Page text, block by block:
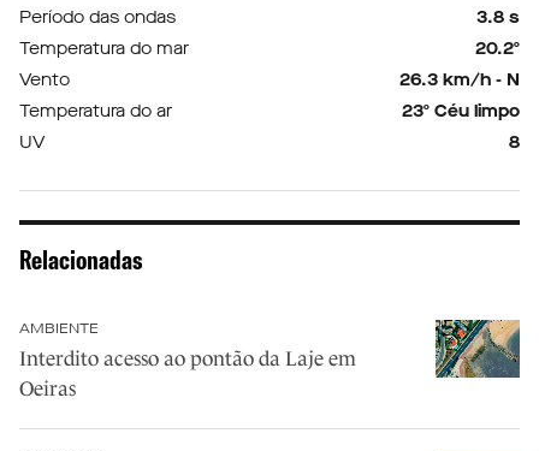
Período das ondas
3.8 s
Temperatura do mar
20.2º
Vento
26.3 km/h - N
Temperatura do ar
23º Céu limpo
UV
8
Relacionadas
AMBIENTE
Interdito acesso ao pontão da Laje em
Oeiras